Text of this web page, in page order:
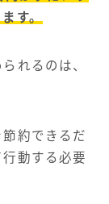
す。
れるのは、
約できるだ
動する必要